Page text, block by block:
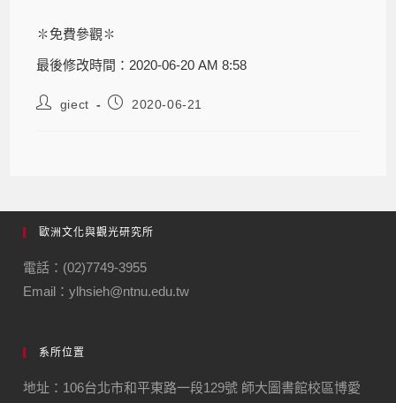
✽免費參觀✽
最後修改時間：2020-06-20 AM 8:58
giect 2020-06-21
歐洲文化與觀光研究所
電話：(02)7749-3955
Email：ylhsieh@ntnu.edu.tw
系所位置
地址：106台北市和平東路一段129號 師大圖書館校區博愛